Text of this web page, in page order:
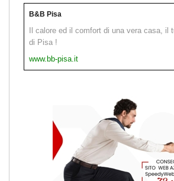
B&B Pisa
Il calore ed il comfort di una vera casa, il
di Pisa !
www.bb-pisa.it